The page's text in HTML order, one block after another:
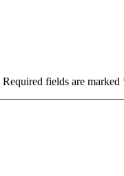
Required fields are marked